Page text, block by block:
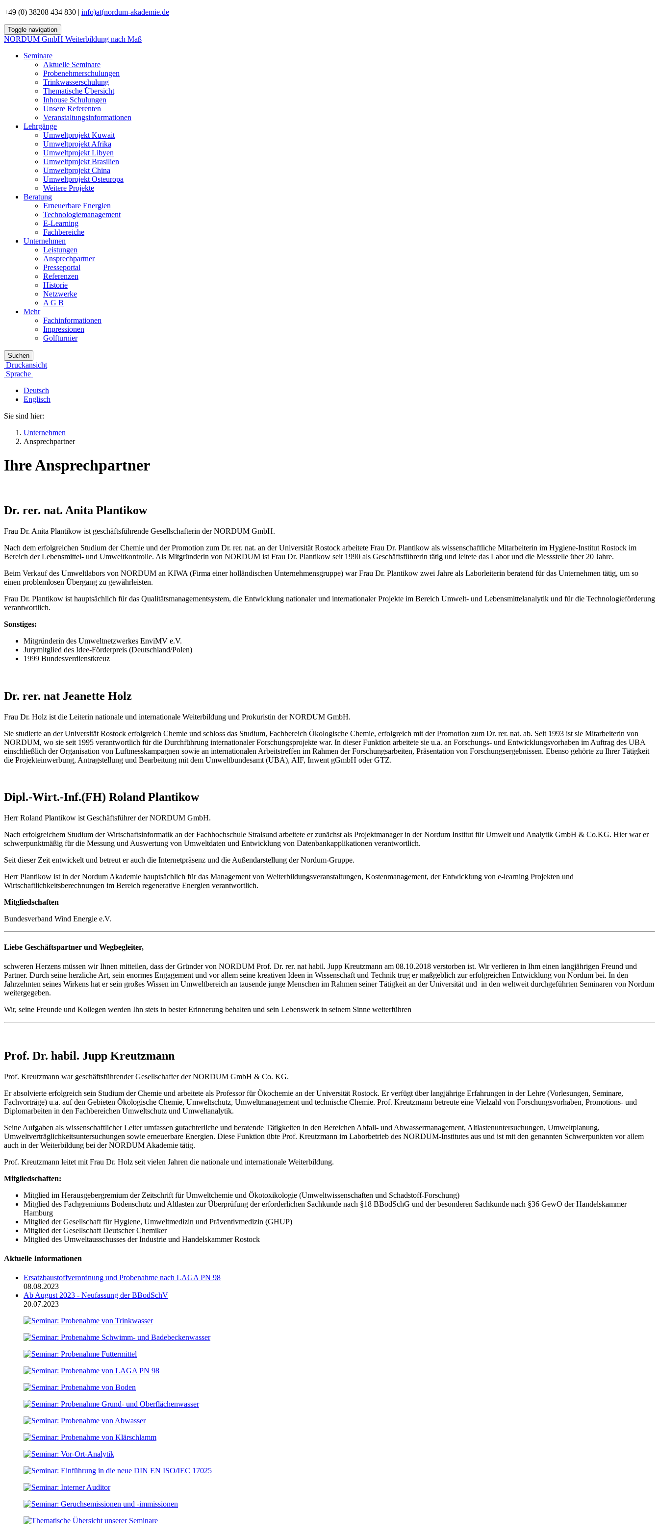
+49 (0) 38208 434 830 | info)at(nordum-akademie.de
Toggle navigation
NORDUM GmbH Weiterbildung nach Maß
Seminare
Aktuelle Seminare
Probenehmerschulungen
Trinkwasserschulung
Thematische Übersicht
Inhouse Schulungen
Unsere Referenten
Veranstaltungsinformationen
Lehrgänge
Umweltprojekt Kuwait
Umweltprojekt Afrika
Umweltprojekt Libyen
Umweltprojekt Brasilien
Umweltprojekt China
Umweltprojekt Osteuropa
Weitere Projekte
Beratung
Erneuerbare Energien
Technologiemanagement
E-Learning
Fachbereiche
Unternehmen
Leistungen
Ansprechpartner
Presseportal
Referenzen
Historie
Netzwerke
A G B
Mehr
Fachinformationen
Impressionen
Golfturnier
Suchen
Druckansicht
Sprache
Deutsch
Englisch
Sie sind hier:
Unternehmen
Ansprechpartner
Ihre Ansprechpartner
Dr. rer. nat. Anita Plantikow
Frau Dr. Anita Plantikow ist geschäftsführende Gesellschafterin der NORDUM GmbH.
Nach dem erfolgreichen Studium der Chemie und der Promotion zum Dr. rer. nat. an der Universität Rostock arbeitete Frau Dr. Plantikow als wissenschaftliche Mitarbeiterin im Hygiene-Institut Rostock im
Bereich der Lebensmittel- und Umweltkontrolle. Als Mitgründerin von NORDUM ist Frau Dr. Plantikow seit 1990 als Geschäftsführerin tätig und leitete das Labor und die Messstelle über 20 Jahre.
Beim Verkauf des Umweltlabors von NORDUM an KIWA (Firma einer holländischen Unternehmensgruppe) war Frau Dr. Plantikow zwei Jahre als Laborleiterin beratend für das Unternehmen tätig, um so
einen problemlosen Übergang zu gewährleisten.
Frau Dr. Plantikow ist hauptsächlich für das Qualitätsmanagementsystem, die Entwicklung nationaler und internationaler Projekte im Bereich Umwelt- und Lebensmittelanalytik und für die Technologieförderung
verantwortlich.
Sonstiges:
Mitgründerin des Umweltnetzwerkes EnviMV e.V.
Jurymitglied des Idee-Förderpreis (Deutschland/Polen)
1999 Bundesverdienstkreuz
Dr. rer. nat Jeanette Holz
Frau Dr. Holz ist die Leiterin nationale und internationale Weiterbildung und Prokuristin der NORDUM GmbH.
Sie studierte an der Universität Rostock erfolgreich Chemie und schloss das Studium, Fachbereich Ökologische Chemie, erfolgreich mit der Promotion zum Dr. rer. nat. ab. Seit 1993 ist sie Mitarbeiterin von
NORDUM, wo sie seit 1995 verantwortlich für die Durchführung internationaler Forschungsprojekte war. In dieser Funktion arbeitete sie u.a. an Forschungs- und Entwicklungsvorhaben im Auftrag des UBA
einschließlich der Organisation von Luftmesskampagnen sowie an internationalen Arbeitstreffen im Rahmen der Forschungsarbeiten, Präsentation von Forschungsergebnissen. Ebenso gehörte zu Ihrer Tätigkeit
die Projekteinwerbung, Antragstellung und Bearbeitung mit dem Umweltbundesamt (UBA), AIF, Inwent gGmbH oder GTZ.
Dipl.-Wirt.-Inf.(FH) Roland Plantikow
Herr Roland Plantikow ist Geschäftsführer der NORDUM GmbH.
Nach erfolgreichem Studium der Wirtschaftsinformatik an der Fachhochschule Stralsund arbeitete er zunächst als Projektmanager in der Nordum Institut für Umwelt und Analytik GmbH & Co.KG. Hier war er
schwerpunktmäßig für die Messung und Auswertung von Umweltdaten und Entwicklung von Datenbankapplikationen verantwortlich.
Seit dieser Zeit entwickelt und betreut er auch die Internetpräsenz und die Außendarstellung der Nordum-Gruppe.
Herr Plantikow ist in der Nordum Akademie hauptsächlich für das Management von Weiterbildungsveranstaltungen, Kostenmanagement, der Entwicklung von e-learning Projekten und
Wirtschaftlichkeitsberechnungen im Bereich regenerative Energien verantwortlich.
Mitgliedschaften
Bundesverband Wind Energie e.V.
Liebe Geschäftspartner und Wegbegleiter,
schweren Herzens müssen wir Ihnen mitteilen, dass der Gründer von NORDUM Prof. Dr. rer. nat habil. Jupp Kreutzmann am 08.10.2018 verstorben ist. Wir verlieren in Ihm einen langjährigen Freund und
Partner. Durch seine herzliche Art, sein enormes Engagement und vor allem seine kreativen Ideen in Wissenschaft und Technik trug er maßgeblich zur erfolgreichen Entwicklung von Nordum bei. In den
Jahrzehnten seines Wirkens hat er sein großes Wissen im Umweltbereich an tausende junge Menschen im Rahmen seiner Tätigkeit an der Universität und in den weltweit durchgeführten Seminaren von Nordum
weitergegeben.
Wir, seine Freunde und Kollegen werden Ihn stets in bester Erinnerung behalten und sein Lebenswerk in seinem Sinne weiterführen
Prof. Dr. habil. Jupp Kreutzmann
Prof. Kreutzmann war geschäftsführender Gesellschafter der NORDUM GmbH & Co. KG.
Er absolvierte erfolgreich sein Studium der Chemie und arbeitete als Professor für Ökochemie an der Universität Rostock. Er verfügt über langjährige Erfahrungen in der Lehre (Vorlesungen, Seminare,
Fachvorträge) u.a. auf den Gebieten Ökologische Chemie, Umweltschutz, Umweltmanagement und technische Chemie. Prof. Kreutzmann betreute eine Vielzahl von Forschungsvorhaben, Promotions- und
Diplomarbeiten in den Fachbereichen Umweltschutz und Umweltanalytik.
Seine Aufgaben als wissenschaftlicher Leiter umfassen gutachterliche und beratende Tätigkeiten in den Bereichen Abfall- und Abwassermanagement, Altlastenuntersuchungen, Umweltplanung,
Umweltverträglichkeitsuntersuchungen sowie erneuerbare Energien. Diese Funktion übte Prof. Kreutzmann im Laborbetrieb des NORDUM-Institutes aus und ist mit den genannten Schwerpunkten vor allem
auch in der Weiterbildung bei der NORDUM Akademie tätig.
Prof. Kreutzmann leitet mit Frau Dr. Holz seit vielen Jahren die nationale und internationale Weiterbildung.
Mitgliedschaften:
Mitglied im Herausgebergremium der Zeitschrift für Umweltchemie und Ökotoxikologie (Umweltwissenschaften und Schadstoff-Forschung)
Mitglied des Fachgremiums Bodenschutz und Altlasten zur Überprüfung der erforderlichen Sachkunde nach §18 BBodSchG und der besonderen Sachkunde nach §36 GewO der Handelskammer
Hamburg
Mitglied der Gesellschaft für Hygiene, Umweltmedizin und Präventivmedizin (GHUP)
Mitglied der Gesellschaft Deutscher Chemiker
Mitglied des Umweltausschusses der Industrie und Handelskammer Rostock
Aktuelle Informationen
Ersatzbaustoffverordnung und Probenahme nach LAGA PN 98
08.08.2023
Ab August 2023 - Neufassung der BBodSchV
20.07.2023